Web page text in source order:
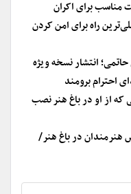
مناسب برای اکران
راه برای امن کردن
انتشار نسخه ویژه
احترام برومند
از او در باغ هنر نصب
هنرمندان در باغ هنر/